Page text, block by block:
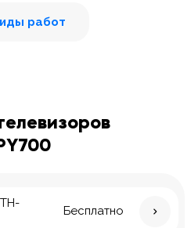
работ
Бесплатно